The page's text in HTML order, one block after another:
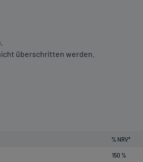
überschritten werden.
% NRV*
150 %